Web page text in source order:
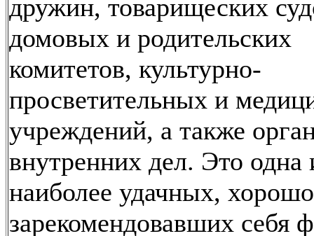
дружин, товарищеских
домовых и родительских
комитетов, культурно-
просветительных и
учреждений, а также
внутренних дел. Это одна
наиболее удачных, хорошо
зарекомендовавших себя